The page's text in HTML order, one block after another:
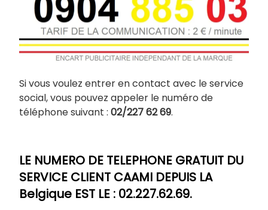
Si vous voulez entrer en contact avec le service
social, vous pouvez appeler le numéro de
téléphone suivant : 02/227 62 69.
LE NUMERO DE TELEPHONE GRATUIT DU
SERVICE CLIENT CAAMI DEPUIS LA
Belgique EST LE : 02.227.62.69.